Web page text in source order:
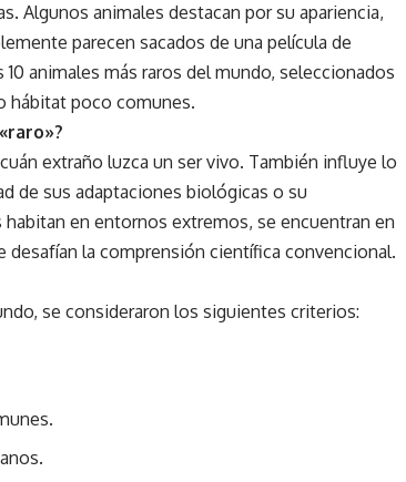
Algunos animales destacan por su apariencia,
parecen sacados de una película de
animales más raros del mundo, seleccionados
hábitat poco comunes.
extraño luzca un ser vivo. También influye lo
de sus adaptaciones biológicas o su
en entornos extremos, se encuentran en
la comprensión científica convencional.
se consideraron los siguientes criterios: